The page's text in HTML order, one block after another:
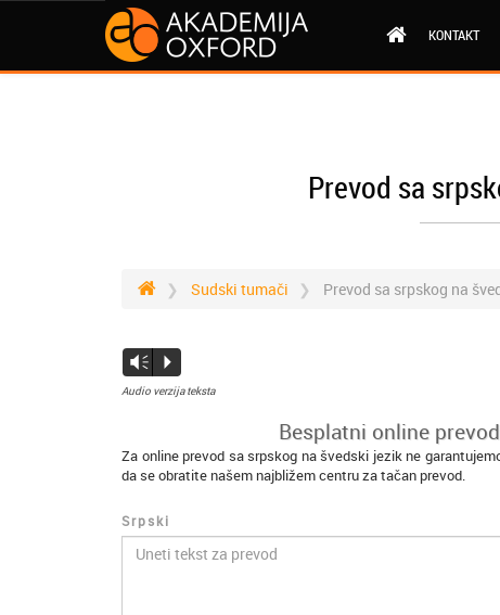
KONTAKT
Prevod sa
Sudski tumači Prevod sa srpskog na
Vm
P
Audio verzija teksta
Besplatni online
Za online prevod sa srpskog na švedski jezik ne
da se obratite našem najbližem centru za tačan prevod.
Srpski